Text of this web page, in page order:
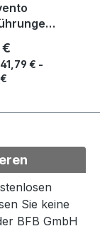
Preis:
€
41,79 € -
Sie keine
BFB GmbH